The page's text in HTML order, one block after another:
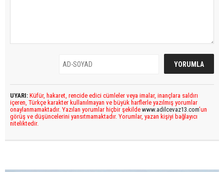
UYARI: Küfür, hakaret, rencide edici cümleler veya imalar, inançlara saldırı
içeren, Türkçe karakter kullanılmayan ve büyük harflerle yazılmış yorumlar
onaylanmamaktadır. Yazılan yorumlar hiçbir şekilde www.adilcevaz13.com’un
görüş ve düşüncelerini yansıtmamaktadır. Yorumlar, yazan kişiyi bağlayıcı
niteliktedir.